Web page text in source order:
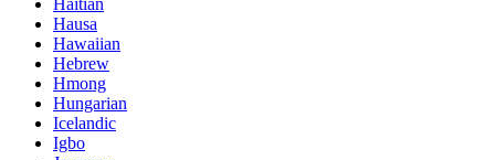
Haitian
Hausa
Hawaiian
Hebrew
Hmong
Hungarian
Icelandic
Igbo